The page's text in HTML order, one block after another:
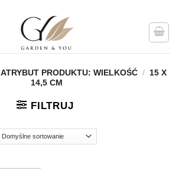
ATRYBUT PRODUKTU: WIELKOŚĆ / 15 X
14,5 CM
FILTRUJ